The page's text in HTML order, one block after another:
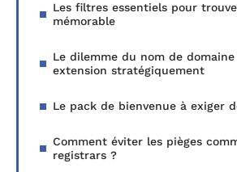
Les filtres essentiels pour
mémorable
Le dilemme du nom de
extension stratégiquement
Le pack de bienvenue à exiger
Comment éviter les pièges
registrars ?